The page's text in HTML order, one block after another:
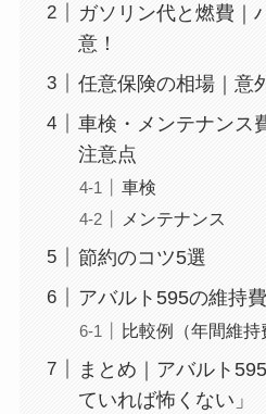
ガソリン代と燃費｜
意！
任意保険の相場｜意
車検・メンテナンス
注意点
車検
メンテナンス
節約のコツ5選
アバルト595の維持
比較例（年間維持
まとめ｜アバルト
ていれば怖くない」